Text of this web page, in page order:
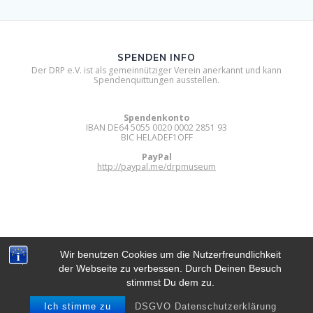
Wir benutzen Cookies um die Nutzerfreundlichkeit
der Webseite zu verbessen. Durch Deinen Besuch
stimmst Du dem zu.
Ich stimme zu DSGVO Datenschutzerklärung
DIGITAL RETRO PARK E.V.
© 2012 - 2026 Digital Retro Park e.V..
Built using WordPress and Mesmerize Theme.
SPENDEN INFO
Der DRP e.V. ist als gemeinnütziger Verein anerkannt und kann
Spendenquittungen ausstellen.
Spendenkonto
IBAN DE64 5055 0020 0002 2851 93
BIC HELADEF1OFF
PayPal
http://paypal.me/drpmuseum